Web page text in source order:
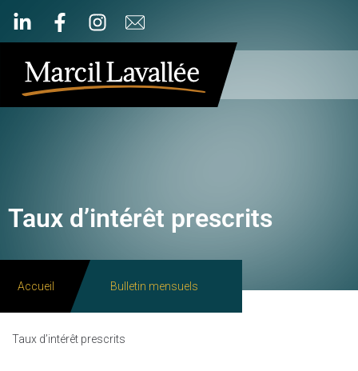
Taux d’intérêt prescrits
Accueil Bulletin mensuels
Taux d’intérêt prescrits